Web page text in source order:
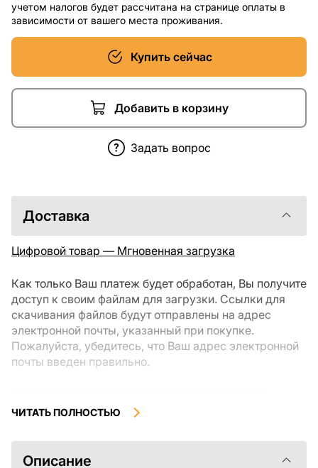
учетом налогов будет рассчитана на странице оплаты в
зависимости от вашего места проживания.
Купить сейчас
Добавить в корзину
Задать вопрос
Доставка
Цифровой товар — Мгновенная загрузка
Как только Ваш платеж будет обработан, Вы получите
доступ к своим файлам для загрузки. Ссылки для
скачивания файлов будут отправлены на адрес
электронной почты, указанный при покупке.
Пожалуйста, убедитесь, что Ваш адрес электронной
почты введен правильно.
загрузки, не подлежат возврату или обмену после их
ознакомиться с описанием товара и задать все
интересующие Вас вопросы перед покупкой. Если у
ЧИТАТЬ ПОЛНОСТЬЮ
Описание